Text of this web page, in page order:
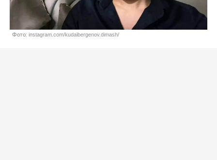
Фото: instagram.com/kudaibergenov.dimash/